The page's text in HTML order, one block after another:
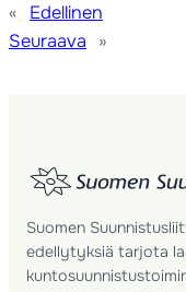
«
Edellinen
Seuraava
»
Suomen
edellytyksiä tarjota